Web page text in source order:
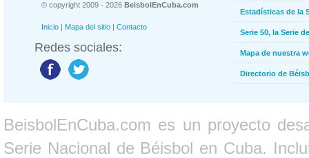
© copyright 2009 - 2026 BeisbolEnCuba.com
Inicio | Mapa del sitio | Contacto
Redes sociales:
Estadísticas de la
Serie 50, la Serie
Mapa de nuestra
Directorio de
BeisbolEnCuba.com es un proyecto
Serie Nacional de Béisbol en Cuba.